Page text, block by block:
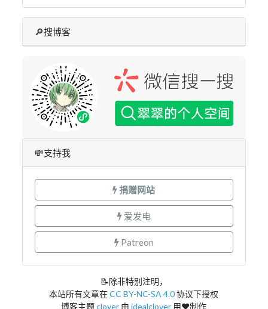
🔎搜博客
💸支持我
捐赠网站
爱发电
Patreon
📝除非特别注明，
本站所有文章在CC BY-NC-SA 4.0协议下授权
博客主题clover 由idealclover 用❤制作